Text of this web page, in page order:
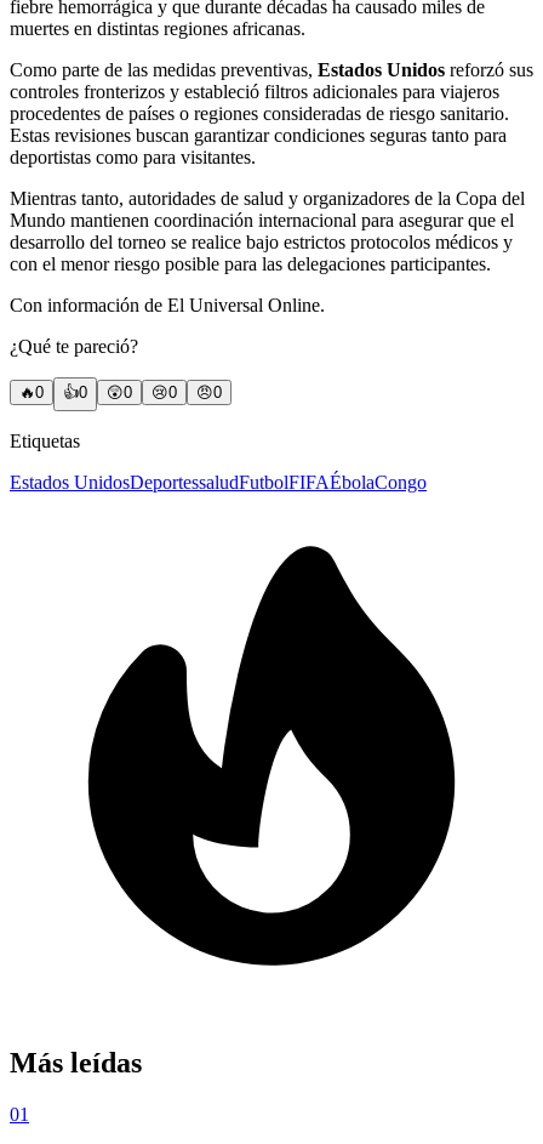
fiebre hemorrágica y que durante décadas ha causado miles de
muertes en distintas regiones africanas.
Como parte de las medidas preventivas, Estados Unidos reforzó sus
controles fronterizos y estableció filtros adicionales para viajeros
procedentes de países o regiones consideradas de riesgo sanitario.
Estas revisiones buscan garantizar condiciones seguras tanto para
deportistas como para visitantes.
Mientras tanto, autoridades de salud y organizadores de la Copa del
Mundo mantienen coordinación internacional para asegurar que el
desarrollo del torneo se realice bajo estrictos protocolos médicos y
con el menor riesgo posible para las delegaciones participantes.
Con información de El Universal Online.
¿Qué te pareció?
🔥0 👍0 😲0 😢0 😠0
Etiquetas
Estados UnidosDeportessaludFutbolFIFAÉbolaCongo
Más leídas
01